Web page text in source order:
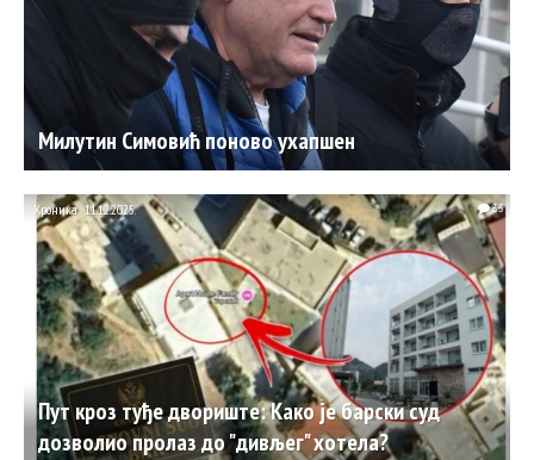
Милутин Симовић поново ухапшен
Пут кроз туђе двориште: Како је барски суд
дозволио пролаз до "дивљег" хотела?
Хроника 11.12.2025. 33